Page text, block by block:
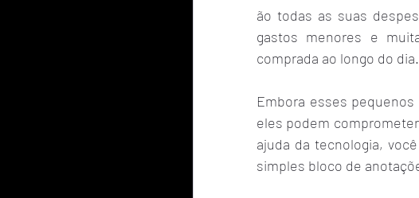
ão todas as suas
gastos menores e
comprada ao longo do dia.
Embora esses
eles podem
ajuda da tecnologia,
simples bloco de